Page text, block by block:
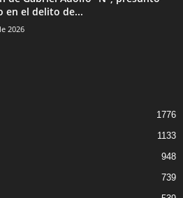
en el delito de...
2026
1776
1133
948
739